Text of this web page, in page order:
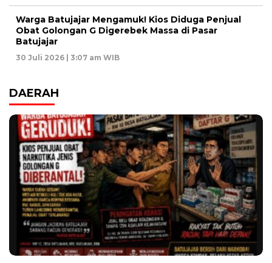
Warga Batujajar Mengamuk! Kios Diduga Penjual
Obat Golongan G Digerebek Massa di Pasar
Batujajar
30 Juli 2026 | 3:07 am WIB
DAERAH